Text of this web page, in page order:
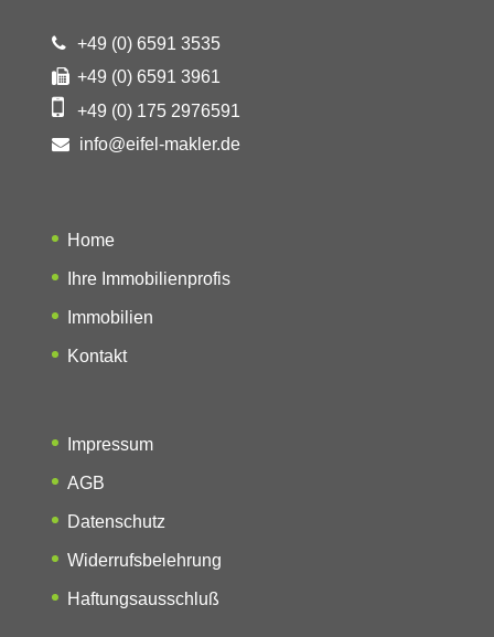
+49 (0) 6591 3535
+49 (0) 6591 3961
+49 (0) 175 2976591
info@eifel-makler.de
Home
Ihre Immobilienprofis
Immobilien
Kontakt
Impressum
AGB
Datenschutz
Widerrufsbelehrung
Haftungsausschluß